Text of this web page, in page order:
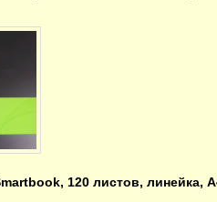
120 листов, линейка,